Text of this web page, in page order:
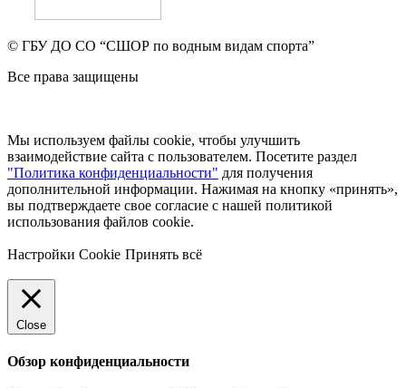
© ГБУ ДО СО “СШОР по водным видам спорта”
Все права защищены
Мы используем файлы cookie, чтобы улучшить
взаимодействие сайта с пользователем. Посетите раздел
"Политика конфиденциальности" для получения
дополнительной информации. Нажимая на кнопку «принять»,
вы подтверждаете свое согласие с нашей политикой
использования файлов cookie.
Настройки Cookie Принять всё
Close
Обзор конфиденциальности